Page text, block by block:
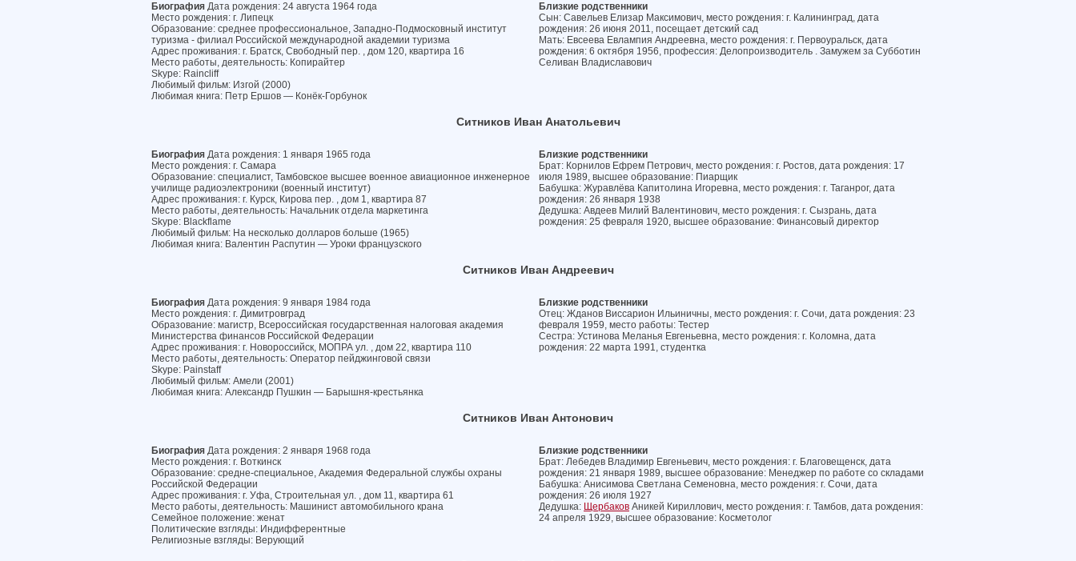
Биография Дата рождения: 24 августа 1964 года
Место рождения: г. Липецк
Образование: среднее профессиональное, Западно-Подмосковный институт
туризма - филиал Российской международной академии туризма
Адрес проживания: г. Братск, Свободный пер. , дом 120, квартира 16
Место работы, деятельность: Копирайтер
Skype: Raincliff
Любимый фильм: Изгой (2000)
Любимая книга: Петр Ершов — Конёк-Горбунок
Близкие родственники
Сын: Савельев Елизар Максимович, место рождения: г. Калининград, дата
рождения: 26 июня 2011, посещает детский сад
Мать: Евсеева Евлампия Андреевна, место рождения: г. Первоуральск, дата
рождения: 6 октября 1956, профессия: Делопроизводитель . Замужем за Субботин
Селиван Владиславович
Ситников Иван Анатольевич
Биография Дата рождения: 1 января 1965 года
Место рождения: г. Самара
Образование: специалист, Тамбовское высшее военное авиационное инженерное
училище радиоэлектроники (военный институт)
Адрес проживания: г. Курск, Кирова пер. , дом 1, квартира 87
Место работы, деятельность: Начальник отдела маркетинга
Skype: Blackflame
Любимый фильм: На несколько долларов больше (1965)
Любимая книга: Валентин Распутин — Уроки французского
Близкие родственники
Брат: Корнилов Ефрем Петрович, место рождения: г. Ростов, дата рождения: 17
июля 1989, высшее образование: Пиарщик
Бабушка: Журавлёва Капитолина Игоревна, место рождения: г. Таганрог, дата
рождения: 26 января 1938
Дедушка: Авдеев Милий Валентинович, место рождения: г. Сызрань, дата
рождения: 25 февраля 1920, высшее образование: Финансовый директор
Ситников Иван Андреевич
Биография Дата рождения: 9 января 1984 года
Место рождения: г. Димитровград
Образование: магистр, Всероссийская государственная налоговая академия
Министерства финансов Российской Федерации
Адрес проживания: г. Новороссийск, МОПРА ул. , дом 22, квартира 110
Место работы, деятельность: Оператор пейджинговой связи
Skype: Painstaff
Любимый фильм: Амели (2001)
Любимая книга: Александр Пушкин — Барышня-крестьянка
Близкие родственники
Отец: Жданов Виссарион Ильиничны, место рождения: г. Сочи, дата рождения: 23
февраля 1959, место работы: Тестер
Сестра: Устинова Меланья Евгеньевна, место рождения: г. Коломна, дата
рождения: 22 марта 1991, студентка
Ситников Иван Антонович
Биография Дата рождения: 2 января 1968 года
Место рождения: г. Воткинск
Образование: средне-специальное, Академия Федеральной службы охраны
Российской Федерации
Адрес проживания: г. Уфа, Строительная ул. , дом 11, квартира 61
Место работы, деятельность: Машинист автомобильного крана
Семейное положение: женат
Политические взгляды: Индифферентные
Религиозные взгляды: Верующий
Близкие родственники
Брат: Лебедев Владимир Евгеньевич, место рождения: г. Благовещенск, дата
рождения: 21 января 1989, высшее образование: Менеджер по работе со складами
Бабушка: Анисимова Светлана Семеновна, место рождения: г. Сочи, дата
рождения: 26 июля 1927
Дедушка: Щербаков Аникей Кириллович, место рождения: г. Тамбов, дата рождения:
24 апреля 1929, высшее образование: Косметолог